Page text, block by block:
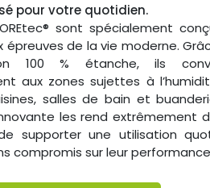
pour votre quotidien.
sont spécialement
épreuves de la vie moderne.
100 % étanche, ils
aux zones sujettes à
salles de bain et
les rend extrêmement
supporter une utilisation
compromis sur leur